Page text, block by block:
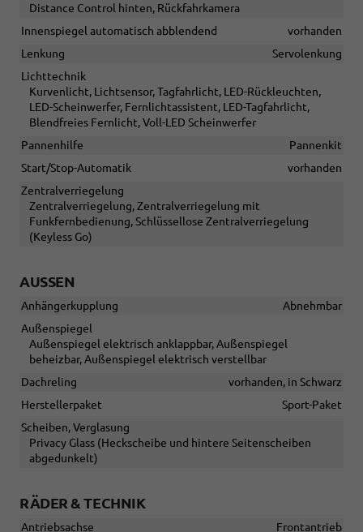
Distance Control hinten, Rückfahrkamera
Innenspiegel automatisch abblendend
vorhanden
Lenkung
Servolenkung
Lichttechnik
Kurvenlicht, Lichtsensor, Tagfahrlicht, LED-Rückleuchten,
LED-Scheinwerfer, Fernlichtassistent, LED-Tagfahrlicht,
Blendfreies Fernlicht, Voll-LED Scheinwerfer
Pannenhilfe
Pannenkit
Start/Stop-Automatik
vorhanden
Zentralverriegelung
Zentralverriegelung, Zentralverriegelung mit
Funkfernbedienung, Schlüssellose Zentralverriegelung
(Keyless Go)
AUSSEN
Anhängerkupplung
Abnehmbar
Außenspiegel
Außenspiegel elektrisch anklappbar, Außenspiegel
beheizbar, Außenspiegel elektrisch verstellbar
Dachreling
vorhanden, in Schwarz
Herstellerpaket
Sport-Paket
Scheiben, Verglasung
Privacy Glass (Heckscheibe und hintere Seitenscheiben
abgedunkelt)
RÄDER & TECHNIK
Antriebsachse Frontantrieb